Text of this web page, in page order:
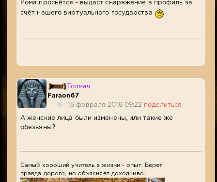
Рома проснётся - выдаст снаряжение в профиль за
счёт нашего виртуального государства
Толмач
Faraon67
15 февраля 2018 09:22
поделиться
А женские лица были изменены, или такие же
обезьяны?
Самый хороший учитель в жизни - опыт. Берет
правда дорого, но объясняет доходчиво.